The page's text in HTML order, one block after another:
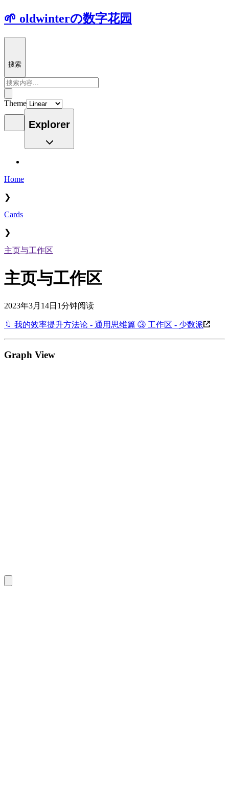
🌱 oldwinterの数字花园
搜索
Theme
Explorer
Home
❯
Cards
❯
主页与工作区
主页与工作区
2023年3月14日 1分钟阅读
🔖 我的效率提升方法论 - 通用思维篇 ③ 工作区 - 少数派
Graph View